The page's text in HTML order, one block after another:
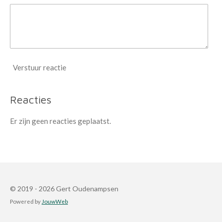
Verstuur reactie
Reacties
Er zijn geen reacties geplaatst.
© 2019 - 2026 Gert Oudenampsen
Powered by JouwWeb